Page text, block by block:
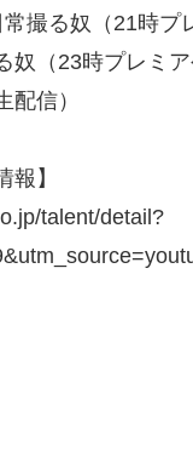
撮る奴（21時プ
（23時プレミア
配信）
報】
talent/detail?